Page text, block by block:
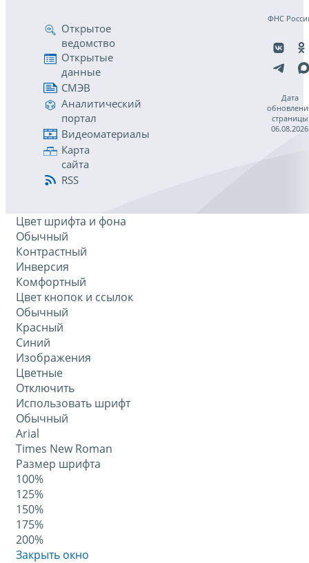
Открытое
ведомство
Открытые
данные
СМЭВ
Аналитический
портал
Видеоматериалы
Карта
сайта
RSS
ФНС
Дата
страницы
06.08.2026
Цвет шрифта и фона
Обычный
Контрастный
Инверсия
Комфортный
Цвет кнопок и ссылок
Обычный
Красный
Синий
Изображения
Цветные
Отключить
Использовать шрифт
Обычный
Arial
Times New Roman
Размер шрифта
100%
125%
150%
175%
200%
Закрыть окно